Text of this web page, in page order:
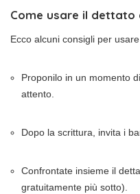
Come usare il
Ecco alcuni consigli per
Proponilo in un momento
attento.
Dopo la scrittura, invita i
Confrontate insieme il
gratuitamente più sotto).